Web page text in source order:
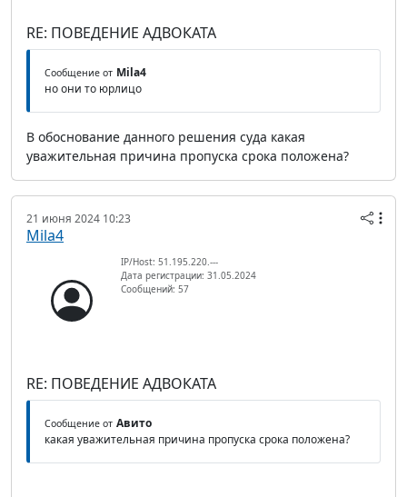
RE: ПОВЕДЕНИЕ АДВОКАТА
Сообщение от Mila4
но они то юрлицо
В обоснование данного решения суда какая
уважительная причина пропуска срока положена?
21 июня 2024 10:23
Mila4
IP/Host: 51.195.220.---
Дата регистрации: 31.05.2024
Сообщений: 57
RE: ПОВЕДЕНИЕ АДВОКАТА
Сообщение от Авито
какая уважительная причина пропуска срока положена?